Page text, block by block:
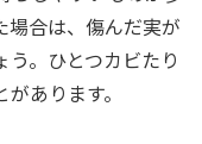
場合は、傷んだ実が
。ひとつカビたり
あります。